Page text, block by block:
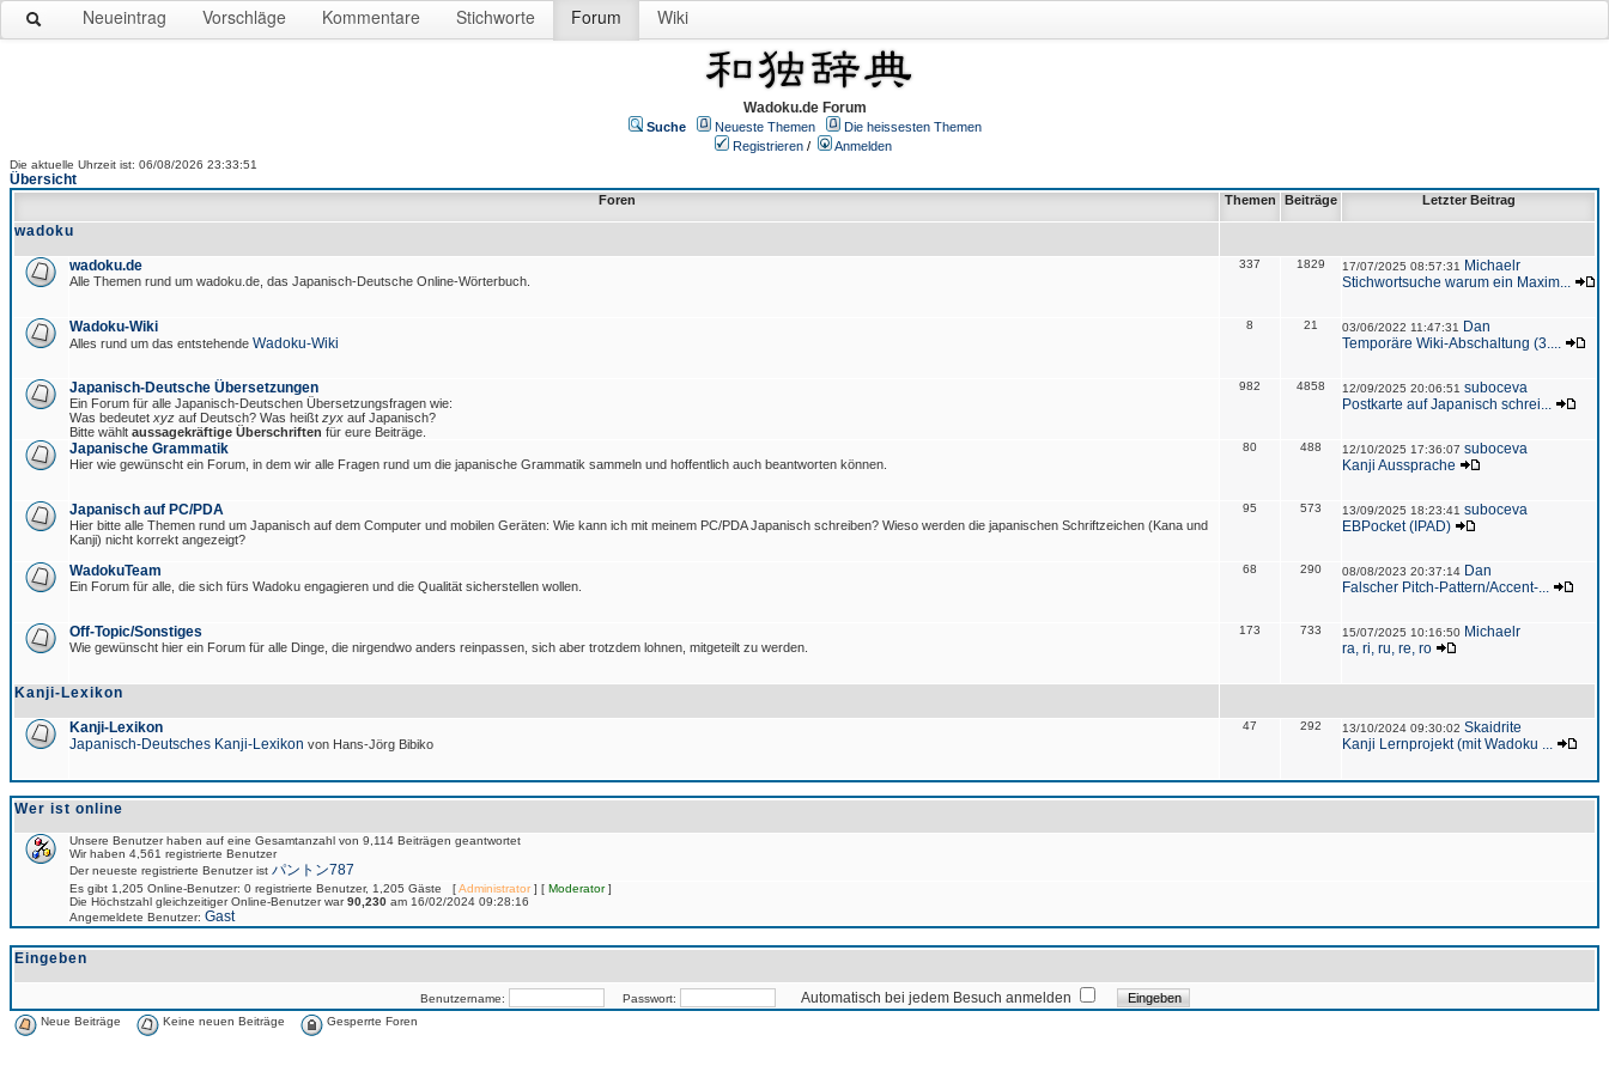
Neueintrag Vorschläge Kommentare Stichworte Forum Wiki
Wadoku.de Forum
Suche Neueste Themen
Die heissesten Themen
Registrieren / Anmelden
Die aktuelle Uhrzeit ist: 06/08/2026 23:33:51
Übersicht
Foren Themen Beiträge Letzter Beitrag
wadoku
wadoku.de
Alle Themen rund um wadoku.de, das Japanisch-Deutsche Online-Wörterbuch.
337 1829 17/07/2025 08:57:31
Michaelr
Stichwortsuche warum ein Maxim...
Wadoku-Wiki
Alles rund um das entstehende Wadoku-Wiki
8 21 03/06/2022 11:47:31
Dan
Temporäre Wiki-Abschaltung (3....
Japanisch-Deutsche Übersetzungen
Ein Forum für alle Japanisch-Deutschen Übersetzungsfragen wie:
Was bedeutet xyz auf Deutsch? Was heißt zyx auf Japanisch?
Bitte wählt aussagekräftige Überschriften für eure Beiträge.
982 4858 12/09/2025 20:06:51 suboceva
Postkarte auf Japanisch schrei...
Japanische Grammatik
Hier wie gewünscht ein Forum, in dem wir alle Fragen rund um die japanische Grammatik sammeln und hoffentlich auch beantworten können.
80 488 12/10/2025 17:36:07 suboceva
Kanji Aussprache
Japanisch auf PC/PDA
Hier bitte alle Themen rund um Japanisch auf dem Computer und mobilen Geräten: Wie kann ich mit meinem PC/PDA Japanisch schreiben? Wieso werden die japanischen Schriftzeichen (Kana und
Kanji) nicht korrekt angezeigt?
95 573 13/09/2025 18:23:41 suboceva
EBPocket (IPAD)
WadokuTeam
Ein Forum für alle, die sich fürs Wadoku engagieren und die Qualität sicherstellen wollen.
68 290 08/08/2023 20:37:14 Dan
Falscher Pitch-Pattern/Accent-...
Off-Topic/Sonstiges
Wie gewünscht hier ein Forum für alle Dinge, die nirgendwo anders reinpassen, sich aber trotzdem lohnen, mitgeteilt zu werden.
173 733 15/07/2025 10:16:50 Michaelr
ra, ri, ru, re, ro
Kanji-Lexikon
Kanji-Lexikon
Japanisch-Deutsches Kanji-Lexikon von Hans-Jörg Bibiko
47 292 13/10/2024 09:30:02 Skaidrite
Kanji Lernprojekt (mit Wadoku ...
Wer ist online
Unsere Benutzer haben auf eine Gesamtanzahl von 9,114 Beiträgen geantwortet
Wir haben 4,561 registrierte Benutzer
Der neueste registrierte Benutzer ist パントン787
Es gibt 1,205 Online-Benutzer: 0 registrierte Benutzer, 1,205 Gäste [Administrator] [ Moderator]
Die Höchstzahl gleichzeitiger Online-Benutzer war90,230 am 16/02/2024 09:28:16
Angemeldete Benutzer: Gast
Eingeben
Benutzername: Passwort: Automatisch bei jedem Besuch anmelden
Neue Beiträge Keine neuen Beiträge Gesperrte Foren